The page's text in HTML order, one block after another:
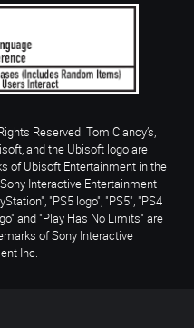
Reserved. Tom Clancy’s,
and the Ubisoft logo are
of Ubisoft Entertainment in the
Interactive Entertainment
"PS5 logo", "PS5", "PS4
and "Play Has No Limits" are
of Sony Interactive
Inc.